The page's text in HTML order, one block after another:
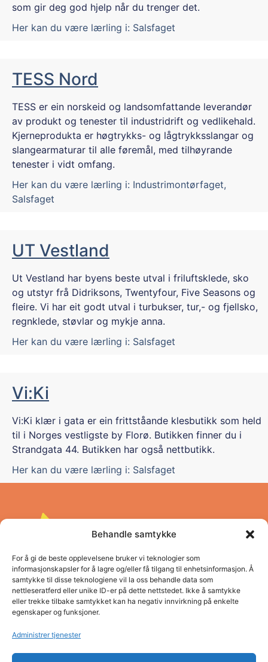
Behandle samtykke
For å gi de beste opplevelsene bruker vi teknologier som
informasjonskapsler for å lagre og/eller få tilgang til enhetsinformasjon. Å
samtykke til disse teknologiene vil la oss behandle data som
nettleseratferd eller unike ID-er på dette nettstedet. Ikke å samtykke
eller trekke tilbake samtykket kan ha negativ innvirkning på enkelte
egenskaper og funksjoner.
Administrer tjenester
som gir deg god hjelp når du trenger det.
Her kan du være lærling i: Salsfaget
TESS Nord
TESS er ein norskeid og landsomfattande leverandør
av produkt og tenester til industridrift og vedlikehald.
Kjerneprodukta er høgtrykks- og lågtrykksslangar og
slangearmaturar til alle føremål, med tilhøyrande
tenester i vidt omfang.
Her kan du være lærling i: Industrimontørfaget,
Salsfaget
UT Vestland
Ut Vestland har byens beste utval i friluftsklede, sko
og utstyr frå Didriksons, Twentyfour, Five Seasons og
fleire. Vi har eit godt utval i turbukser, tur,- og fjellsko,
regnklede, støvlar og mykje anna.
Her kan du være lærling i: Salsfaget
Vi:Ki
Vi:Ki klær i gata er ein frittståande klesbutikk som held
til i Norges vestligste by Florø. Butikken finner du i
Strandgata 44. Butikken har også nettbutikk.
Her kan du være lærling i: Salsfaget
Pro Vestland opplæringskontor
Adresse: Concordbygget, Firdaveien 6
Telefon: (+47) 57 83 22 60
E-post: post@pro.sf.no
Organisasjonsnummer: NO980 026 655